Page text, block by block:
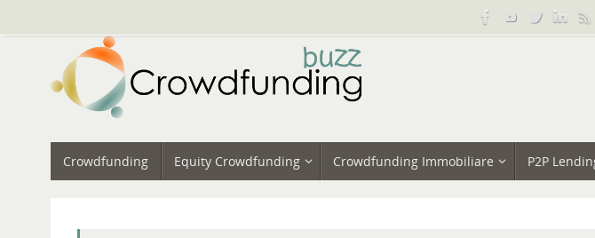
al
contenuto
Crowdfunding Equity Crowdfunding Crowdfunding Immobiliare P2P